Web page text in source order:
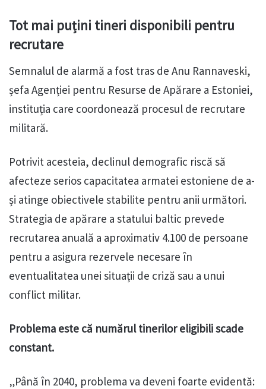
Tot mai puțini tineri disponibili pentru
recrutare
Semnalul de alarmă a fost tras de Anu Rannaveski,
șefa Agenției pentru Resurse de Apărare a Estoniei,
instituția care coordonează procesul de recrutare
militară.
Potrivit acesteia, declinul demografic riscă să
afecteze serios capacitatea armatei estoniene de a-
și atinge obiectivele stabilite pentru anii următori.
Strategia de apărare a statului baltic prevede
recrutarea anuală a aproximativ 4.100 de persoane
pentru a asigura rezervele necesare în
eventualitatea unei situații de criză sau a unui
conflict militar.
Problema este că numărul tinerilor eligibili scade
constant.
„Până în 2040, problema va deveni foarte evidentă: